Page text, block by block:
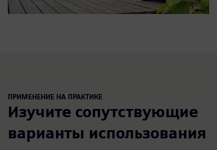
ПРИМЕНЕНИЕ НА ПРАКТИКЕ
Изучите сопутствующие
варианты использования